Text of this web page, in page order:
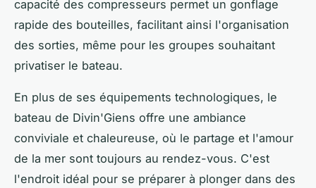
capacité des compresseurs permet un gonflage
rapide des bouteilles, facilitant ainsi l'organisation
des sorties, même pour les groupes souhaitant
privatiser le bateau.
En plus de ses équipements technologiques, le
bateau de Divin'Giens offre une ambiance
conviviale et chaleureuse, où le partage et l'amour
de la mer sont toujours au rendez-vous. C'est
l'endroit idéal pour se préparer à plonger dans des